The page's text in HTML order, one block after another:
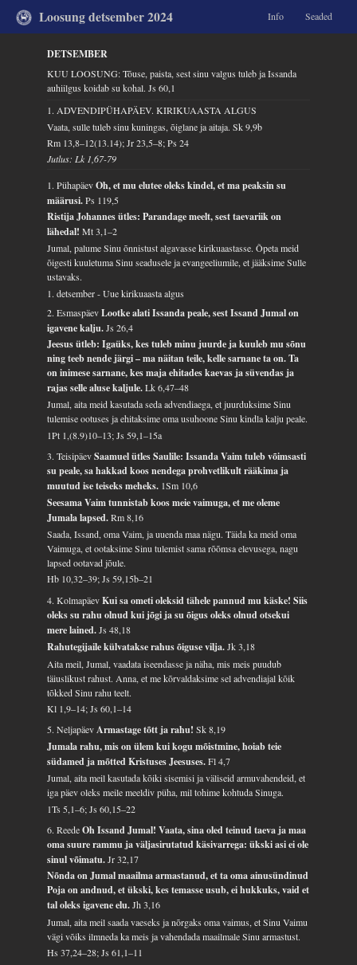
Loosung detsember 2024 Info Seaded
DETSEMBER
KUU LOOSUNG: Tõuse, paista, sest sinu valgus tuleb ja Issanda
auhiilgus koidab su kohal.Js 60,1
1. ADVENDIPÜHAPÄEV. KIRIKUAASTA ALGUS
Vaata, sulle tuleb sinu kuningas, õiglane ja aitaja.Sk 9,9b
Rm 13,8–12(13.14); Jr 23,5–8; Ps 24
Jutlus: Lk 1,67-79
1. PühapäevOh, et mu elutee oleks kindel, et ma peaksin su
määrusi.Ps 119,5
Ristija Johannes ütles: Parandage meelt, sest taevariik on
lähedal!Mt 3,1–2
Jumal, palume Sinu õnnistust algavasse kirikuaastasse. Õpeta meid
õigesti kuuletuma Sinu seadusele ja evangeeliumile, et jääksime Sulle
ustavaks.
1. detsember - Uue kirikuaasta algus
2. EsmaspäevLootke alati Issanda peale, sest Issand Jumal on
igavene kalju.Js 26,4
Jeesus ütleb: Igaüks, kes tuleb minu juurde ja kuuleb mu sõnu
ning teeb nende järgi – ma näitan teile, kelle sarnane ta on. Ta
on inimese sarnane, kes maja ehitades kaevas ja süvendas ja
rajas selle aluse kaljule.Lk 6,47–48
Jumal, aita meid kasutada seda advendiaega, et juurduksime Sinu
tulemise ootuses ja ehitaksime oma usuhoone Sinu kindla kalju peale.
1Pt 1,(8.9)10–13; Js 59,1–15a
3. TeisipäevSaamuel ütles Saulile: Issanda Vaim tuleb võimsasti
su peale, sa hakkad koos nendega prohvetlikult rääkima ja
muutud ise teiseks meheks. 1Sm 10,6
Seesama Vaim tunnistab koos meie vaimuga, et me oleme
Jumala lapsed.Rm 8,16
Saada, Issand, oma Vaim, ja uuenda maa nägu. Täida ka meid oma
Vaimuga, et ootaksime Sinu tulemist sama rõõmsa elevusega, nagu
lapsed ootavad jõule.
Hb 10,32–39; Js 59,15b–21
4. KolmapäevKui sa ometi oleksid tähele pannud mu käske! Siis
oleks su rahu olnud kui jõgi ja su õigus oleks olnud otsekui
mere lained.Js 48,18
Rahutegijaile külvatakse rahus õiguse vilja.Jk 3,18
Aita meil, Jumal, vaadata iseendasse ja näha, mis meis puudub
täiuslikust rahust. Anna, et me kõrvaldaksime sel advendiajal kõik
tõkked Sinu rahu teelt.
Kl 1,9–14; Js 60,1–14
5. NeljapäevArmastage tõtt ja rahu!Sk 8,19
Jumala rahu, mis on ülem kui kogu mõistmine, hoiab teie
südamed ja mõtted Kristuses Jeesuses.Fl 4,7
Jumal, aita meil kasutada kõiki sisemisi ja väliseid armuvahendeid, et
iga päev oleks meile meeldiv püha, mil tohime kohtuda Sinuga.
1Ts 5,1–6; Js 60,15–22
6. ReedeOh Issand Jumal! Vaata, sina oled teinud taeva ja maa
oma suure rammu ja väljasirutatud käsivarrega: ükski asi ei ole
sinul võimatu.Jr 32,17
Nõnda on Jumal maailma armastanud, et ta oma ainusündinud
Poja on andnud, et ükski, kes temasse usub, ei hukkuks, vaid et
tal oleks igavene elu.Jh 3,16
Jumal, aita meil saada vaeseks ja nõrgaks oma vaimus, et Sinu Vaimu
vägi võiks ilmneda ka meis ja vahendada maailmale Sinu armastust.
Hs 37,24–28; Js 61,1–11